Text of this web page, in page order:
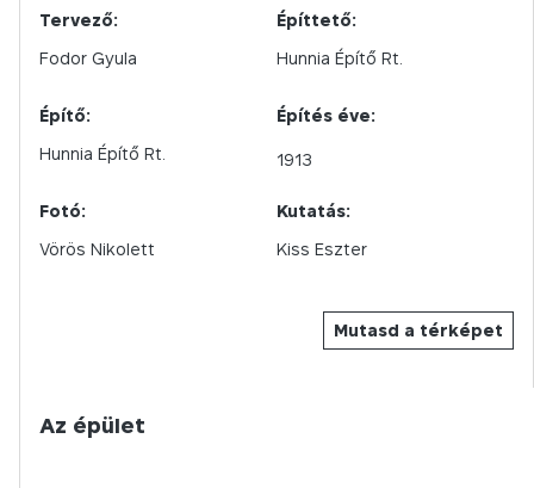
Mutasd a térképet
Tervező:
Fodor Gyula
Építtető:
Hunnia Építő Rt.
Építő:
Hunnia Építő Rt.
Építés éve:
1913
Fotó:
Vörös Nikolett
Kutatás:
Kiss Eszter
Az épület